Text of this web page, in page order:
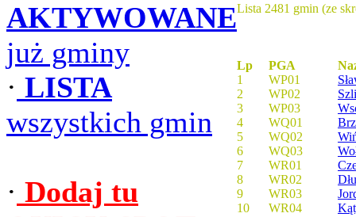
AKTYWOWANE
już gminy
· LISTA
wszystkich gmin
· Dodaj tu
Lista 2481 gmin (ze
Lp PGA
1
WP01
2
WP02
3
WP03
4
WQ01
5
WQ02
6
WQ03
7
WR01
8
WR02
9
WR03
10
WR04